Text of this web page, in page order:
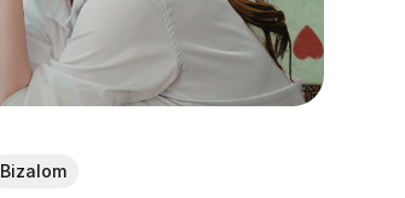
Bizalom